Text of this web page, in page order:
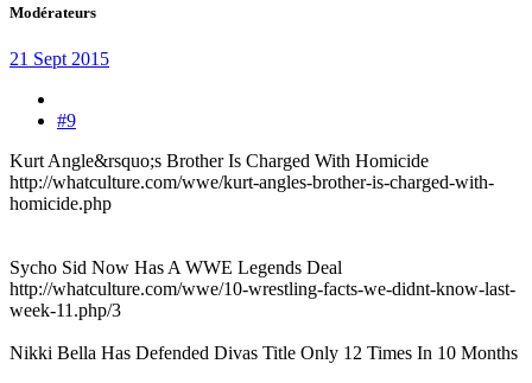
Modérateurs
21 Sept 2015
#9
Kurt Angle&rsquo;s Brother Is Charged With Homicide
http://whatculture.com/wwe/kurt-angles-brother-is-charged-with-
homicide.php
Sycho Sid Now Has A WWE Legends Deal
http://whatculture.com/wwe/10-wrestling-facts-we-didnt-know-last-
week-11.php/3
Nikki Bella Has Defended Divas Title Only 12 Times In 10 Months